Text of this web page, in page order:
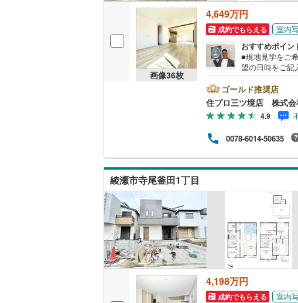
画像36枚
4,649万円
成約でもらえる 室内
おすすめポイン
■現地見学をご
望の日時をご記
アの不動産売買
多数ございますので
ーン提案システ
アドバイス】【
す。意外に知
けが加入できる
これから多く
歳以上から必要
安な部分を明確
ゴールド推奨店
住プロ三ツ境店 株式会
4.9
0078-6014-50635
綾瀬市寺尾釜田1丁目
4,198万円
成約でもらえる 室内
海老名市(106)
綾瀬市(183 )
中郡大磯町(25)
足柄上郡大井町(4
足柄上郡開成町
足柄下郡湯河原町
最寄りの駅が始
間取り、居室全体
吹き抜け（5 ）
二世帯向け（0 ）
サービスルーム
（52）
キッチン
浴室乾燥機あり（
バルコニー、庭
ウッドデッキあり